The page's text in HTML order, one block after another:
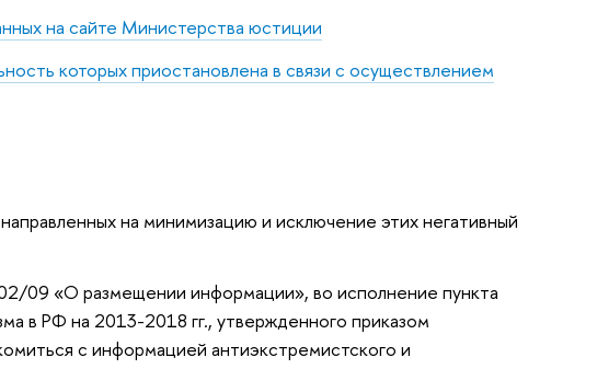
на сайте Министерства юстиции
которых приостановлена в связи с осуществлением
на минимизацию и исключение этих негативный
09 «О размещении информации», во исполнение пункта
в РФ на 2013-2018 гг., утвержденного приказом
с информацией антиэкстремистского и